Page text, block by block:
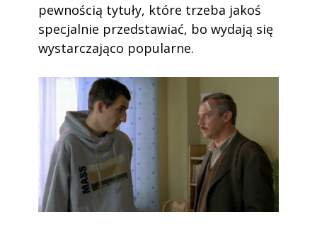
pewnością tytuły, które trzeba jakoś
specjalnie przedstawiać, bo wydają się
wystarczająco popularne.